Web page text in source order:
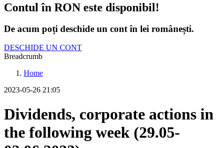
Contul în RON este disponibil!
De acum poți deschide un cont în lei românești.
DESCHIDE UN CONT
Breadcrumb
Home
2023-05-26 21:05
Dividends, corporate actions in
the following week (29.05-